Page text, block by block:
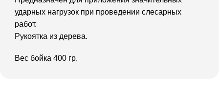
ударных нагрузок при проведении слесарных
работ.
Рукоятка из дерева.
Вес бойка 400 гр.